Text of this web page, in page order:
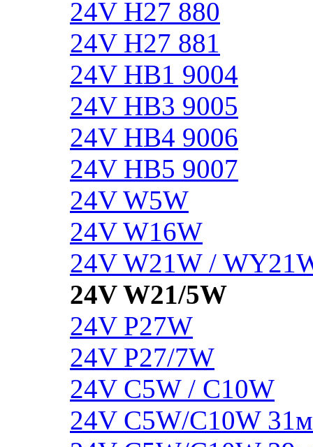
24V H27 880
24V H27 881
24V HB1 9004
24V HB3 9005
24V HB4 9006
24V HB5 9007
24V W5W
24V W16W
24V W21W /
24V W21/5W
24V P27W
24V P27/7W
24V C5W / C10W
24V C5W/C10W